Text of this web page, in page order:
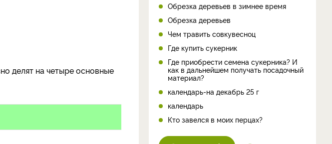
делят на четыре основные
Обрезка деревьев в зимнее время
Обрезка деревьев
Чем травить совкувесноц
Где купить сукерник
Где приобрести семена сукерника? И
как в дальнейшем получать посадочный
материал?
календарь-на декабрь 25 г
календарь
Кто завелся в моих перцах?